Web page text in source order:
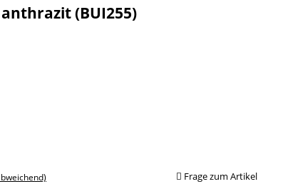
(BUI255)
Frage zum Artikel